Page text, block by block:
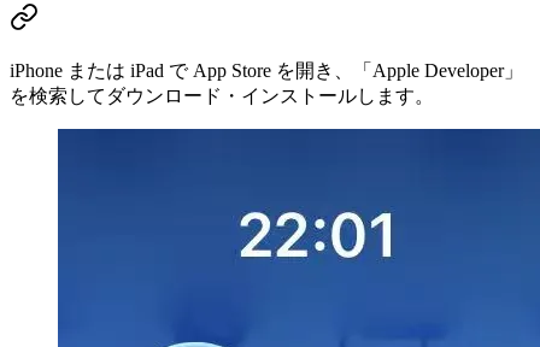
iPhone または iPad で App Store を開き、「Apple Developer」
を検索してダウンロード・インストールします。